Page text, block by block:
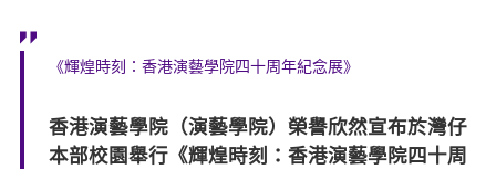
《輝煌時刻：香港演藝學院四十周年紀念展》
香港演藝學院（演藝學院）榮譽欣然宣布於灣仔
本部校園舉行《輝煌時刻：香港演藝學院四十周